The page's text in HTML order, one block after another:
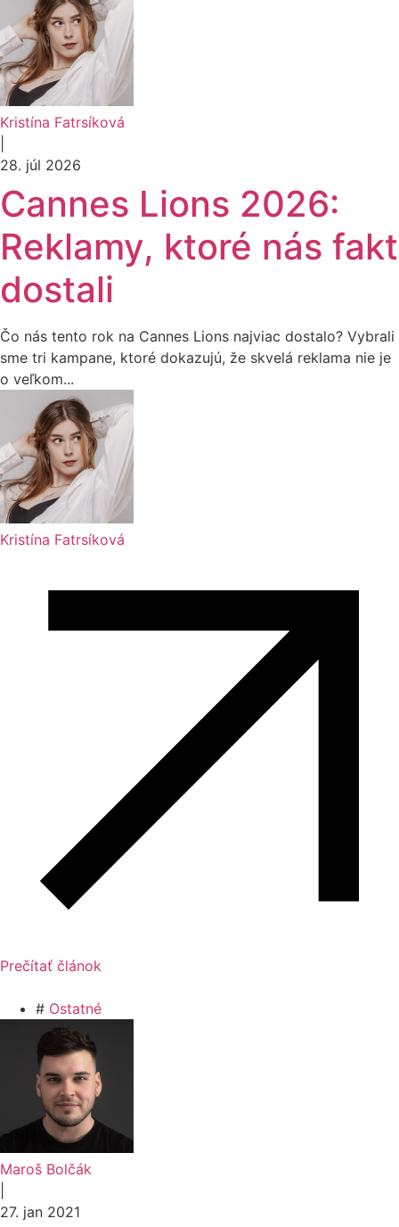
Kristína Fatrsíková
28. júl 2026
Cannes Lions 2026:
Reklamy, ktoré nás fakt
dostali
Čo nás tento rok na Cannes Lions najviac dostalo? Vybrali
sme tri kampane, ktoré dokazujú, že skvelá reklama nie je
o veľkom...
Kristína Fatrsíková
Prečítať článok
# Ostatné
Maroš Bolčák
27. jan 2021